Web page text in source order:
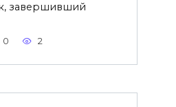
завершивший
0 2